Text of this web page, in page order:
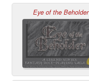
Eye of the Beholder